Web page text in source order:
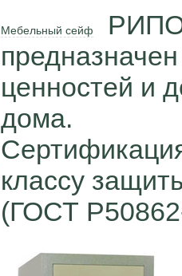
Мебельный сейф
ценностей и
дома.
классу
(ГОСТ